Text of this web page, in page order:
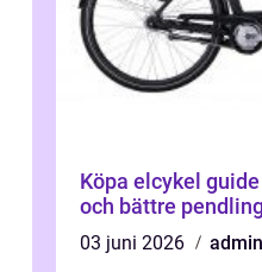
Köpa elcykel guide till smartare vardag
och bättre
03 juni 2026
admin